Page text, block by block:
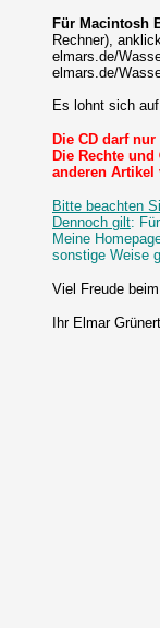
Für Macintosh
Rechner),
elmars.de/
elmars.de/
Es lohnt sich
Die CD darf
Die Rechte
anderen Artikel
Bitte beachten
Dennoch gilt:
Meine
sonstige Weise
Viel Freude
Ihr Elmar Grünert